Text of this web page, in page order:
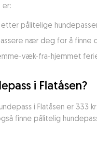
er:
etter pålitelige
nær deg for å
væk-fra-hjemmet
i Flatåsen?
i Flatåsen er 333
finne pålitelig